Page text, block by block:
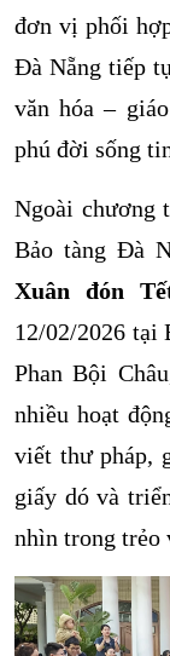
đơn vị phối
Đà Nẵng tiếp
văn hóa –
phú đời sống
Ngoài chương
Bảo tàng Đà
Xuân đón
12/02/2026 tại
Phan Bội
nhiều hoạt
viết thư pháp,
giấy dó và
nhìn trong trẻo